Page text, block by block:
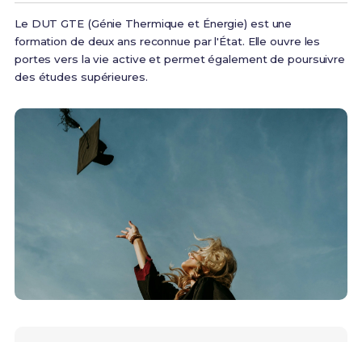
Le DUT GTE (Génie Thermique et Énergie) est une
formation de deux ans reconnue par l'État. Elle ouvre les
portes vers la vie active et permet également de poursuivre
des études supérieures.